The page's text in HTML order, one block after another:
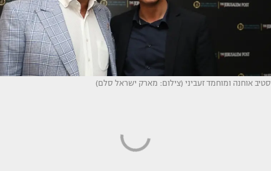
סטיב אוחנה ומוחמד זעביני (צילום: מארק ישראל סלם)